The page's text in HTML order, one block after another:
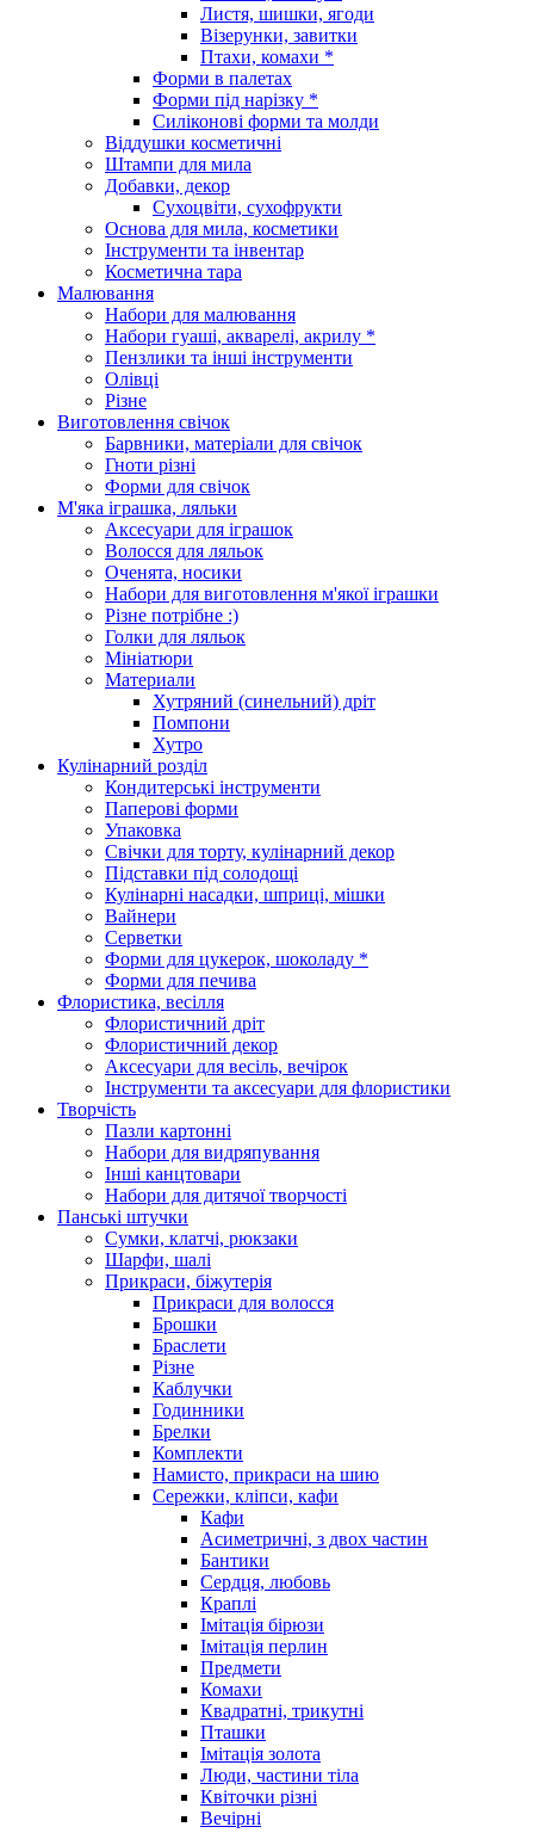
Листя, шишки, ягоди
Візерунки, завитки
Птахи, комахи *
Форми в палетах
Форми під нарізку *
Силіконові форми та молди
Віддушки косметичні
Штампи для мила
Добавки, декор
Сухоцвіти, сухофрукти
Основа для мила, косметики
Інструменти та інвентар
Косметична тара
Малювання
Набори для малювання
Набори гуаші, акварелі, акрилу *
Пензлики та інші інструменти
Олівці
Різне
Виготовлення свічок
Барвники, матеріали для свічок
Гноти різні
Форми для свічок
М'яка іграшка, ляльки
Аксесуари для іграшок
Волосся для ляльок
Оченята, носики
Набори для виготовлення м'якої іграшки
Різне потрібне :)
Голки для ляльок
Мініатюри
Материали
Хутряний (синельний) дріт
Помпони
Хутро
Кулінарний розділ
Кондитерські інструменти
Паперові форми
Упаковка
Свічки для торту, кулінарний декор
Підставки під солодощі
Кулінарні насадки, шприці, мішки
Вайнери
Серветки
Форми для цукерок, шоколаду *
Форми для печива
Флористика, весілля
Флористичний дріт
Флористичний декор
Аксесуари для весіль, вечірок
Інструменти та аксесуари для флористики
Творчість
Пазли картонні
Набори для видряпування
Інші канцтовари
Набори для дитячої творчості
Панські штучки
Сумки, клатчі, рюкзаки
Шарфи, шалі
Прикраси, біжутерія
Прикраси для волосся
Брошки
Браслети
Різне
Каблучки
Годинники
Брелки
Комплекти
Намисто, прикраси на шию
Сережки, кліпси, кафи
Кафи
Асиметричні, з двох частин
Бантики
Сердця, любовь
Краплі
Імітація бірюзи
Імітація перлин
Предмети
Комахи
Квадратні, трикутні
Пташки
Імітація золота
Люди, частини тіла
Квіточки різні
Вечірні